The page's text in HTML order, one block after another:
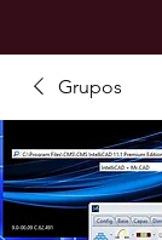
Grupos